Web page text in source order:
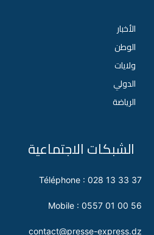
الشبكات الاجتماعية
Téléphone : 028 13 33 37
Mobile : 0557 01 00 56
contact@presse-express.dz
الأخبار
الوطن
ولايات
الدولي
الرياضة